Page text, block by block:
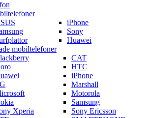
iPhone
Sony
Huawei
mobiltelefoner
CAT
HTC
iPhone
Marshall
Motorola
Samsung
Xperia
Sony Ericsson